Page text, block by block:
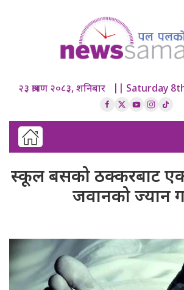
२३ श्रावण २०८३, शनिबार || Saturday
स्कूल बसको ठक्करबाट एक
जवानको ज्यान